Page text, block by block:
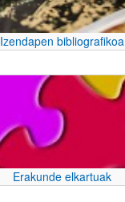
Izendapen bibliografikoa
Erakunde elkartuak